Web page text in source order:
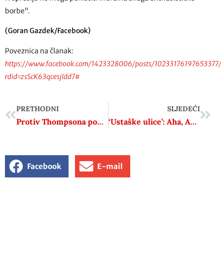
borbe“.
(Goran Gazdek/Facebook)
Poveznica na članak:
https://www.facebook.com/1423328006/posts/
rdid=zsScK63qcesjIdd7#
PRETHODNI
Protiv Thompsona podnesena prijava zbog pozdrava “Za dom spremni”
SLJEDEĆI
‘Ustaške ulice’: Aha, Arko nije bio ustaša, ali je trebao biti partizan!
Facebook E-mail